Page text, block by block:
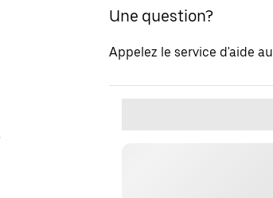
Une question?
Appelez le service d'aide au